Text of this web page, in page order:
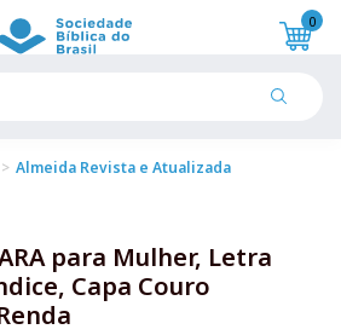
0
Almeida Revista e Atualizada
para Mulher, Letra
Capa Couro